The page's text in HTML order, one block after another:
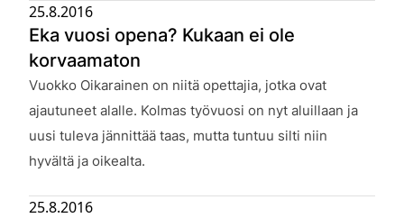
Eka vuosi opena? Kukaan ei ole
korvaamaton
Julkaistu:
25.8.2016
Vuokko Oikarainen on niitä opettajia, jotka ovat
ajautuneet alalle. Kolmas työvuosi on nyt aluillaan ja
uusi tuleva jännittää taas, mutta tuntuu silti niin
hyvältä ja oikealta.
25.8.2016